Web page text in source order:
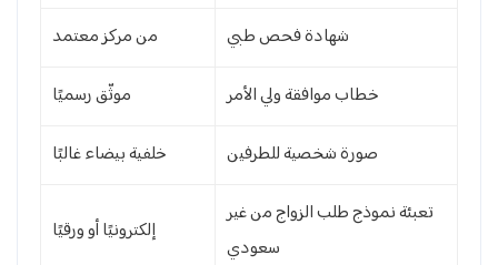
شهادة فحص طبي
من مركز معتمد
خطاب موافقة ولي الأمر
موثّق رسميًا
صورة شخصية للطرفين
خلفية بيضاء غالبًا
تعبئة نموذج طلب الزواج من غير
سعودي
إلكترونيًا أو ورقيًا